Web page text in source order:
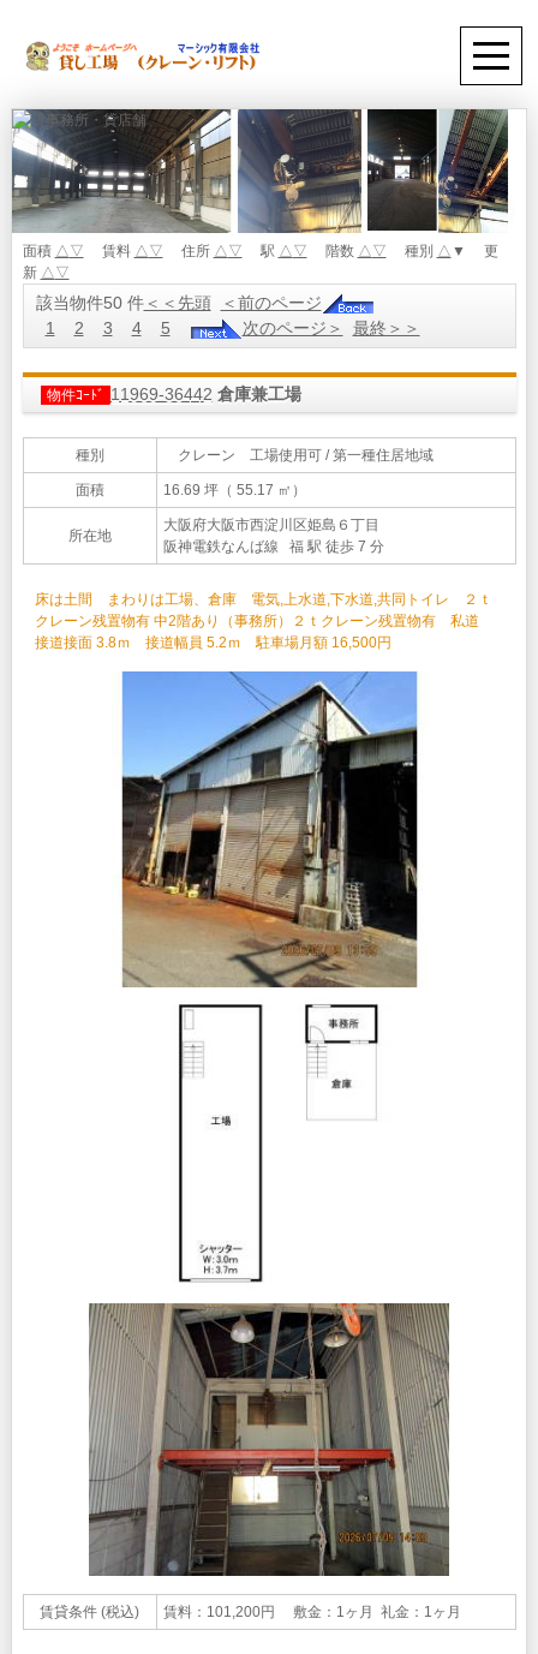
面積 △▽ 賃料 △▽ 住所 △▽ 駅 △▽ 階数 △▽ 種別 △ ▼ 更
新 △▽
該当物件50 件＜＜先頭
＜前のページ
1
2 3 4 5 次のページ＞ 最終＞＞
物件ｺｰﾄﾞ 11969-36442 倉庫兼工場
種別 クレーン 工場使用可 / 第一種住居地域
面積 16.69 坪（ 55.17 ㎡）
所在地
大阪府大阪市西淀川区姫島６丁目
阪神電鉄なんば線 福 駅 徒歩 7 分
床は土間 まわりは工場、倉庫 電気,上水道,下水道,共同トイレ ２ｔ
クレーン残置物有 中2階あり（事務所）２ｔクレーン残置物有 私道
接道接面 3.8ｍ 接道幅員 5.2ｍ 駐車場月額 16,500円
賃貸条件 (税込) 賃料：101,200円 敷金：1ヶ月 礼金：1ヶ月